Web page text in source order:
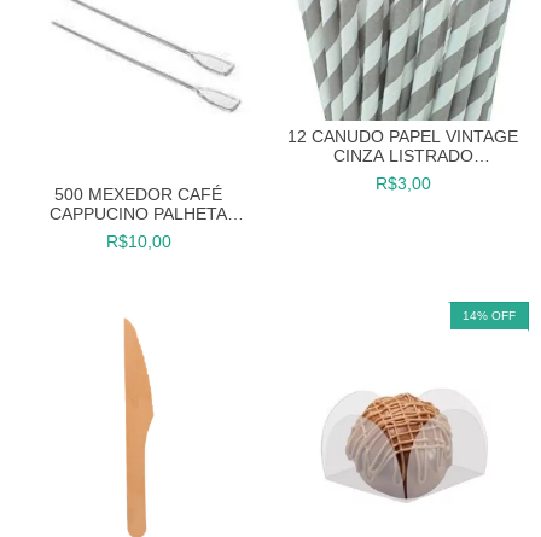
500 MEXEDOR CAFÉ
CAPPUCINO PALHETA
CRISTAL TOPPER
R$10,00
12 CANUDO PAPEL VINTAGE
CINZA LISTRADO
CANUDINHO
R$3,00
14% OFF